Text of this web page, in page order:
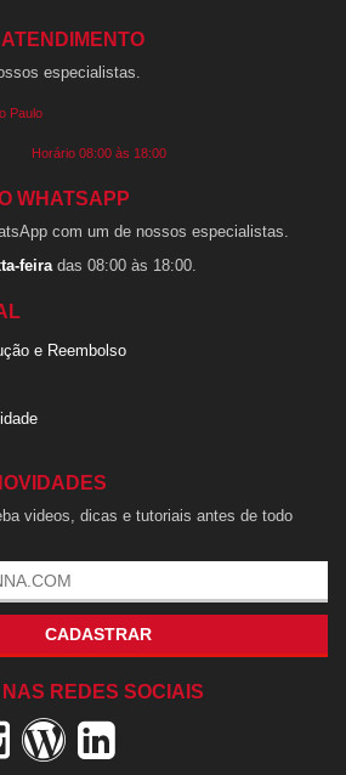
especialistas.
Paulo
Horário 08:00 às 18:00
WHATSAPP
com um de nossos especialistas.
feiradas 08:00 às 18:00.
e Reembolso
videos, dicas e tutoriais antes de todo
CADASTRAR
REDES SOCIAIS